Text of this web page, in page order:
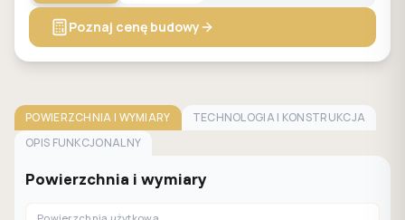
Poznaj cenę budowy
POWIERZCHNIA I WYMIARY
TECHNOLOGIA I KONSTRUKCJA
OPIS FUNKCJONALNY
Powierzchnia i wymiary